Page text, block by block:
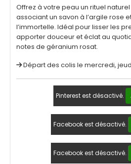
Offrez à votre peau un rituel
associant un savon à l’argile rose
l’immortelle. Idéal pour lisser les
apporter douceur et éclat au
notes de géranium rosat.
Départ des colis le mercredi,
Pinterest est désactivé.
Facebook est désactivé.
Facebook est désactivé.